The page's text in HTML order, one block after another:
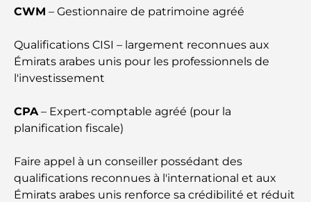
Dubaï
Résidences en bord de mer à Dubaï : le luxe au
Les meilleures banques de Dubaï pour les
expatriés : un guide bancaire complet
Le pays le plus cher du monde : un classement
mondial des coûts
CWM – Gestionnaire de patrimoine agréé
Qualifications CISI – largement reconnues aux
Émirats arabes unis pour les professionnels de
l'investissement
CPA– Expert-comptable agréé (pour la
planification fiscale)
Faire appel à un conseiller possédant des
qualifications reconnues à l'international et aux
Émirats arabes unis renforce sa crédibilité et réduit